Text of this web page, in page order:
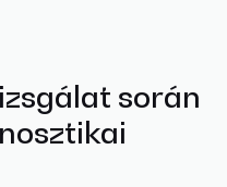
során